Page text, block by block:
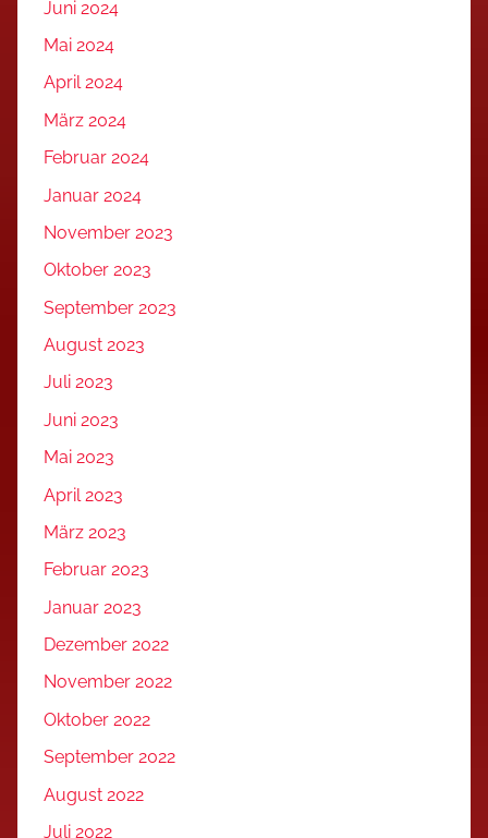
Juni 2024
Mai 2024
April 2024
März 2024
Februar 2024
Januar 2024
November 2023
Oktober 2023
September 2023
August 2023
Juli 2023
Juni 2023
Mai 2023
April 2023
März 2023
Februar 2023
Januar 2023
Dezember 2022
November 2022
Oktober 2022
September 2022
August 2022
Juli 2022